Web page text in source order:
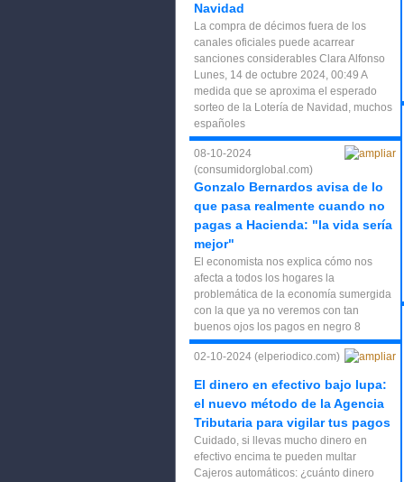
Navidad
La compra de décimos fuera de los
canales oficiales puede acarrear
sanciones considerables Clara Alfonso
Lunes, 14 de octubre 2024, 00:49 A
medida que se aproxima el esperado
sorteo de la Lotería de Navidad, muchos
españoles
08-10-2024
(consumidorglobal.com)
Gonzalo Bernardos avisa de lo
que pasa realmente cuando no
pagas a Hacienda: "la vida sería
mejor"
El economista nos explica cómo nos
afecta a todos los hogares la
problemática de la economía sumergida
con la que ya no veremos con tan
buenos ojos los pagos en negro 8
02-10-2024 (elperiodico.com)
El dinero en efectivo bajo lupa:
el nuevo método de la Agencia
Tributaria para vigilar tus pagos
Cuidado, si llevas mucho dinero en
efectivo encima te pueden multar
Cajeros automáticos: ¿cuánto dinero